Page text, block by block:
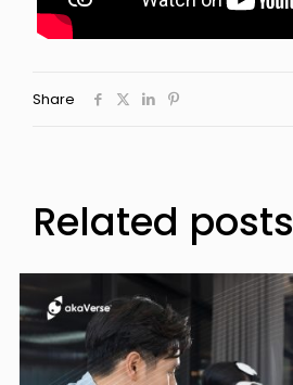
Share
Related posts